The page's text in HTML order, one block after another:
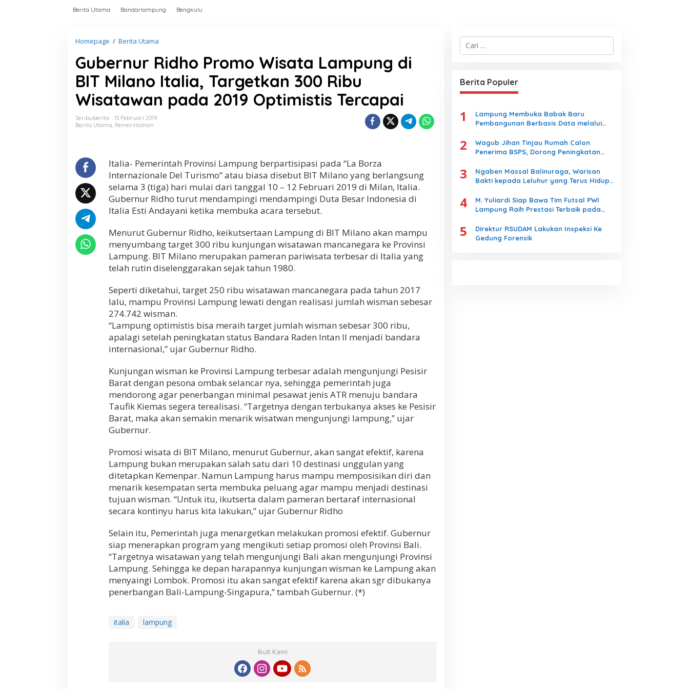
Berita Utama Bandarlampung Bengkulu
Homepage / Berita Utama
b
e
r
n
u
r
P
r
o
m
o
W
i
a
t
a
L
a
p
u
g
d
i
B
M
i
l
a
n
o
l
i
a
,
T
a
r
e
t
k
a
n
0
0
b
Gubernur Ridho Promo Wisata Lampung di
BIT Milano Italia, Targetkan 300 Ribu
Wisatawan pada 2019 Optimistis Tercapai
Seribuberita
13 Februari 2019
Berita Utama, Pemerintahan
Italia- Pemerintah Provinsi Lampung berpartisipasi pada “La Borza
Internazionale Del Turismo” atau biasa disebut BIT Milano yang berlangsung
selama 3 (tiga) hari mulai dari tanggal 10 – 12 Februari 2019 di Milan, Italia.
Gubernur Ridho turut mendampingi mendampingi Duta Besar Indonesia di
Italia Esti Andayani ketika membuka acara tersebut.
Menurut Gubernur Ridho, keikutsertaan Lampung di BIT Milano akan mampu
menyumbang target 300 ribu kunjungan wisatawan mancanegara ke Provinsi
Lampung. BIT Milano merupakan pameran pariwisata terbesar di Italia yang
telah rutin diselenggarakan sejak tahun 1980.
Seperti diketahui, target 250 ribu wisatawan mancanegara pada tahun 2017
lalu, mampu Provinsi Lampung lewati dengan realisasi jumlah wisman sebesar
274.742 wisman.
“Lampung optimistis bisa meraih target jumlah wisman sebesar 300 ribu,
apalagi setelah peningkatan status Bandara Raden Intan II menjadi bandara
internasional,” ujar Gubernur Ridho.
Kunjungan wisman ke Provinsi Lampung terbesar adalah mengunjungi Pesisir
Barat dengan pesona ombak selancar nya, sehingga pemerintah juga
mendorong agar penerbangan minimal pesawat jenis ATR menuju bandara
Taufik Kiemas segera terealisasi. “Targetnya dengan terbukanya akses ke Pesisir
Barat, maka akan semakin menarik wisatwan mengunjungi lampung,” ujar
Gubernur.
Promosi wisata di BIT Milano, menurut Gubernur, akan sangat efektif, karena
Lampung bukan merupakan salah satu dari 10 destinasi unggulan yang
ditetapkan Kemenpar. Namun Lampung harus mampu memposisikan diri dan
menarik kesempatan serta membuka peluang agar mampu menjadi destinasi
tujuan wisman. “Untuk itu, ikutserta dalam pameran bertaraf internasional
secara kontinyu harus kita lakukan,” ujar Gubernur Ridho
Selain itu, Pemerintah juga menargetkan melakukan promosi efektif. Gubernur
siap menerapkan program yang mengikuti setiap promosi oleh Provinsi Bali.
“Targetnya wisatawan yang telah mengunjungi Bali akan mengunjungi Provinsi
Lampung. Sehingga ke depan harapannya kunjungan wisman ke Lampung akan
menyaingi Lombok. Promosi itu akan sangat efektif karena akan sgr dibukanya
penerbangan Bali-Lampung-Singapura,” tambah Gubernur. (*)
italia lampung
Ikuti Kami
C
u
n
t
k
Berita Populer
1
Lampung Membuka Babak Baru
Pembangunan Berbasis Data melalui
AI
2
Wagub Jihan Tinjau Rumah Calon
Penerima BSPS, Dorong Peningkatan
Aspirasi Masyarakat
3
Ngaben Massal Balinuraga, Warisan
Bakti kepada Leluhur yang Terus Hidup
4
M. Yuliardi Siap Bawa Tim Futsal PWI
Lampung Raih Prestasi Terbaik pada
5
Direktur RSUDAM Lakukan Inspeksi Ke
Gedung Forensik